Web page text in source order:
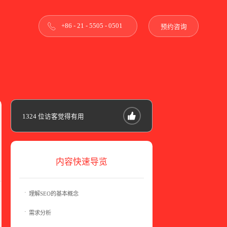
+86 - 21 - 5505 - 0501 预约咨询
1324 位访客觉得有用
内容快速导览
理解SEO的基本概念
需求分析